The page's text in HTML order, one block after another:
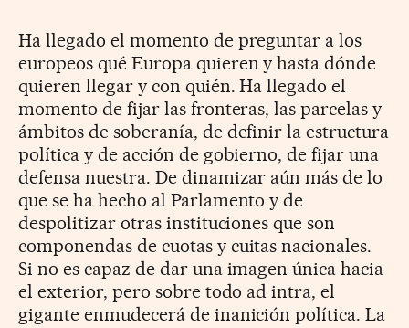
Ha llegado el momento de preguntar a los
europeos qué Europa quieren y hasta dónde
quieren llegar y con quién. Ha llegado el
momento de fijar las fronteras, las parcelas y
ámbitos de soberanía, de definir la estructura
política y de acción de gobierno, de fijar una
defensa nuestra. De dinamizar aún más de lo
que se ha hecho al Parlamento y de
despolitizar otras instituciones que son
componendas de cuotas y cuitas nacionales.
Si no es capaz de dar una imagen única hacia
el exterior, pero sobre todo ad intra, el
gigante enmudecerá de inanición política. La